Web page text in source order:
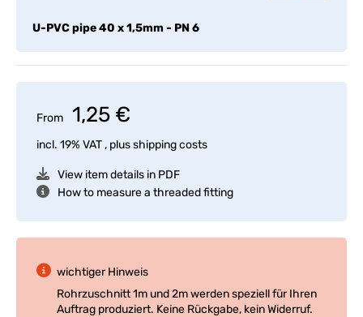
U-PVC pipe 40 x 1,5mm - PN 6
From 1,25 €
incl. 19% VAT , plusshipping costs
View item details in PDF
How to measure a threaded fitting
wichtiger Hinweis
Rohrzuschnitt 1m und 2m werden speziell für Ihren
Auftrag produziert. Keine Rückgabe, kein Widerruf.